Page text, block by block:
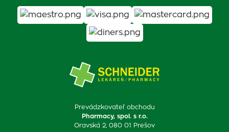
Prevádzkovateľ obchodu
Pharmacy, spol. s r.o.
Oravská 2, 080 01 Prešov